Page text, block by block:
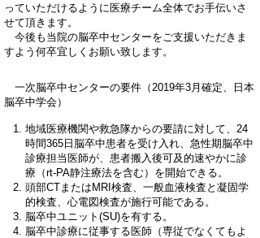
っていただけるように医療チーム全体でお手伝いさ
せて頂きます。
今後も当院の脳卒中センターをご支援いただきま
すよう何卒宜しくお願い致します。
一次脳卒中センターの要件（2019年3月確定、日本
脳卒中学会）
地域医療機関や救急隊からの要請に対して、24
時間365日脳卒中患者を受け入れ、急性期脳卒中
診療担当医師が、患者搬入後可及的速やかに診
療（rt-PA静注療法を含む）を開始できる。
頭部CTまたはMRI検査、一般血液検査と凝固学
的検査、心電図検査が施行可能である。
脳卒中ユニット(SU)を有する。
脳卒中診療に従事する医師（専従でなくてもよ